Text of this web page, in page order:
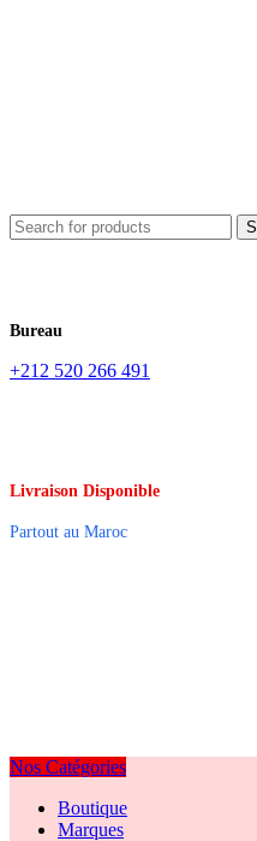
Bureau
+212 520 266 491
Livraison Disponible
Partout au Maroc
Nos Catégories
Boutique
Marques